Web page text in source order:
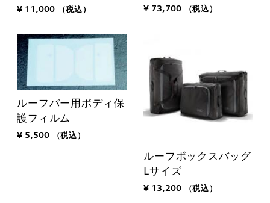
¥ 11,000 （税込） ¥ 73,700 （税込）
ルーフバー用ボディ保
護フィルム
¥ 5,500 （税込）
ルーフボックスバッグ
Lサイズ
¥ 13,200 （税込）